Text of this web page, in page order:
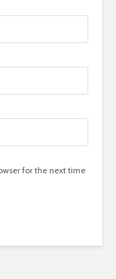
for the next time